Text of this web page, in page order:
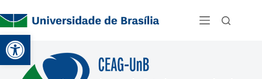
Abrir a barra de ferramentas